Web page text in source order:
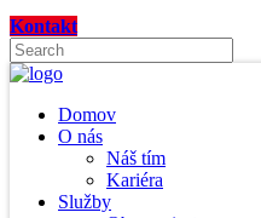
Kontakt
Domov
O nás
Náš tím
Kariéra
Služby